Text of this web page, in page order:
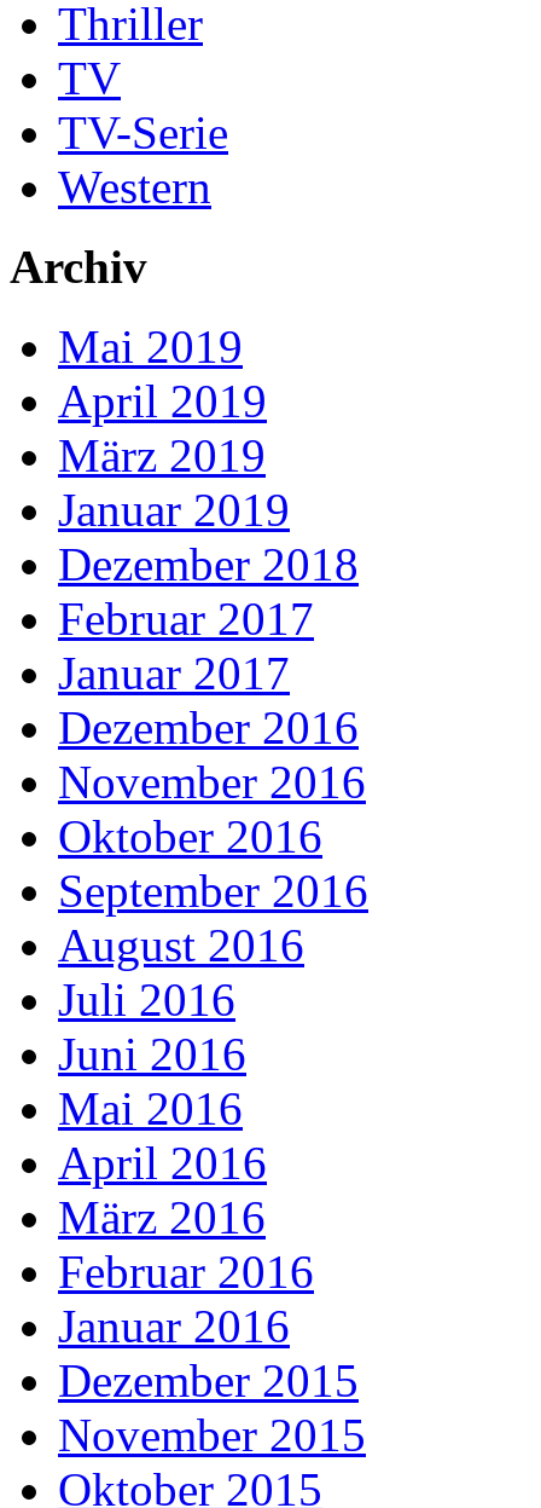
Thriller
TV
TV-Serie
Western
Archiv
Mai 2019
April 2019
März 2019
Januar 2019
Dezember 2018
Februar 2017
Januar 2017
Dezember 2016
November 2016
Oktober 2016
September 2016
August 2016
Juli 2016
Juni 2016
Mai 2016
April 2016
März 2016
Februar 2016
Januar 2016
Dezember 2015
November 2015
Oktober 2015